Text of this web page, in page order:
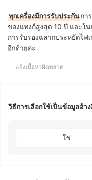
ทุกเครื่องมีการรับประกันกา
ของแทงก์สูงสุด 10 ปี และใ
การรับรองฉลากประหยัดไฟ
อีกด้วยค่ะ
แจ้งเนื้อหาผิดพลาด
วิธีการเลือกใช้เป็นข้อมูลอ้าง
ใช่